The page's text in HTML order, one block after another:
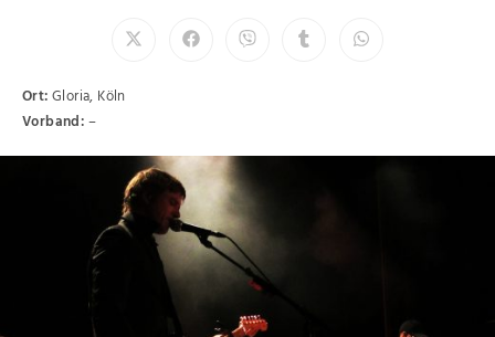
Ort:Gloria, Köln
Vorband:–